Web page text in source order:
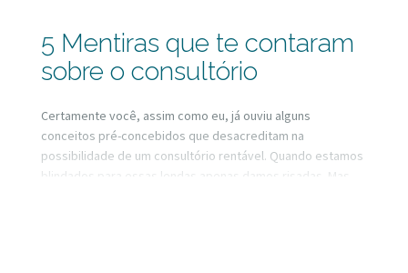
5 Mentiras que te contaram
sobre o consultório
Certamente você, assim como eu, já ouviu alguns
conceitos pré-concebidos que desacreditam na
possibilidade de um consultório rentável. Quando estamos
blindados para essas lendas apenas damos risadas. Mas